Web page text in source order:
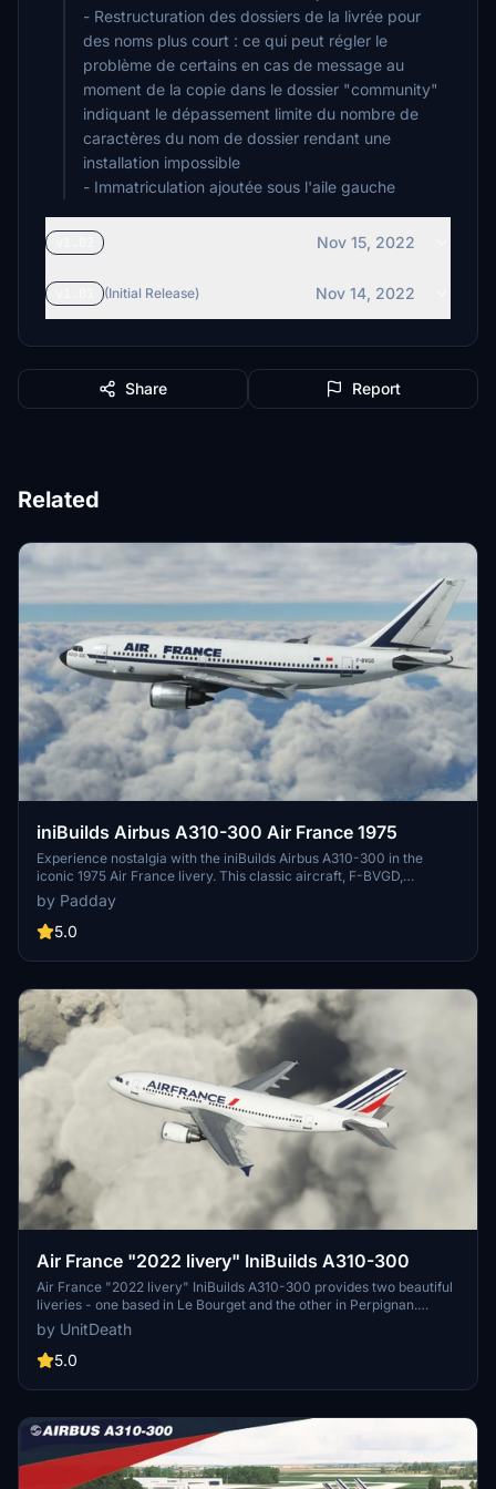
- Restructuration des dossiers de la livrée pour
des noms plus court : ce qui peut régler le
problème de certains en cas de message au
moment de la copie dans le dossier "community"
indiquant le dépassement limite du nombre de
caractères du nom de dossier rendant une
installation impossible
- Immatriculation ajoutée sous l'aile gauche
Nov 15, 2022
(Initial Release) Nov 14, 2022
Share Report
Related
iniBuilds Airbus A310-300 Air France 1975
Experience nostalgia with the iniBuilds Airbus A310-300 in the
iconic 1975 Air France livery. This classic aircraft, F-BVGD,
operated with Air France from 1975 to 1995, offering a glimpse into
aviation history with its unique design and historical significance.
by Padday
5.0
Air France "2022 livery" IniBuilds A310-300
Air France "2022 livery" IniBuilds A310-300 provides two beautiful
liveries - one based in Le Bourget and the other in Perpignan.
Simply extract and move the files to your "community" directory to
enjoy these liveries in your flights. Complete your experience with
this detailed livery, and please show your appreciation through
by UnitDeath
5.0